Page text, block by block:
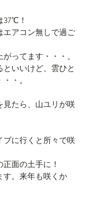
37℃！
エアコン無しで過ご
ってます・・・。
いいけど、雲ひと
・。
見たら、山ユリが咲
ブに行くと所々で咲
面の土手に！
す。来年も咲くか